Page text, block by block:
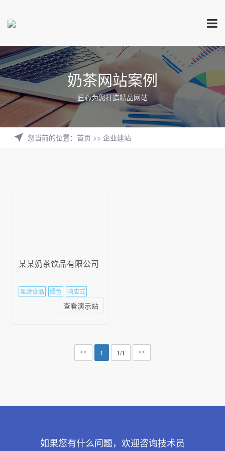
奶茶网站案例
匠心为您打造精品网站
您当前的位置： 首页 >> 企业建站
某某奶茶饮品有限公司
果蔬食品 绿色 响应式
查看演示站
<< 1 1/1 >>
如果您有什么问题，欢迎咨询技术员